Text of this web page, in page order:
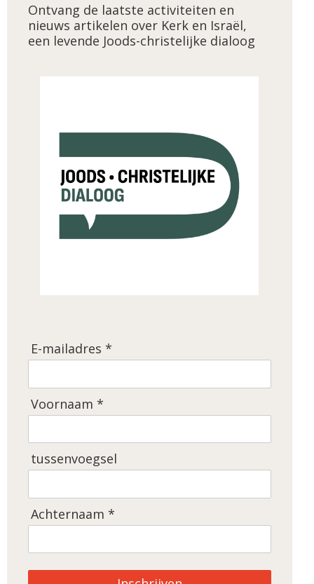
Ontvang de laatste activiteiten en
nieuws artikelen over Kerk en Israël,
een levende Joods-christelijke dialoog
E-mailadres *
Voornaam *
tussenvoegsel
Achternaam *